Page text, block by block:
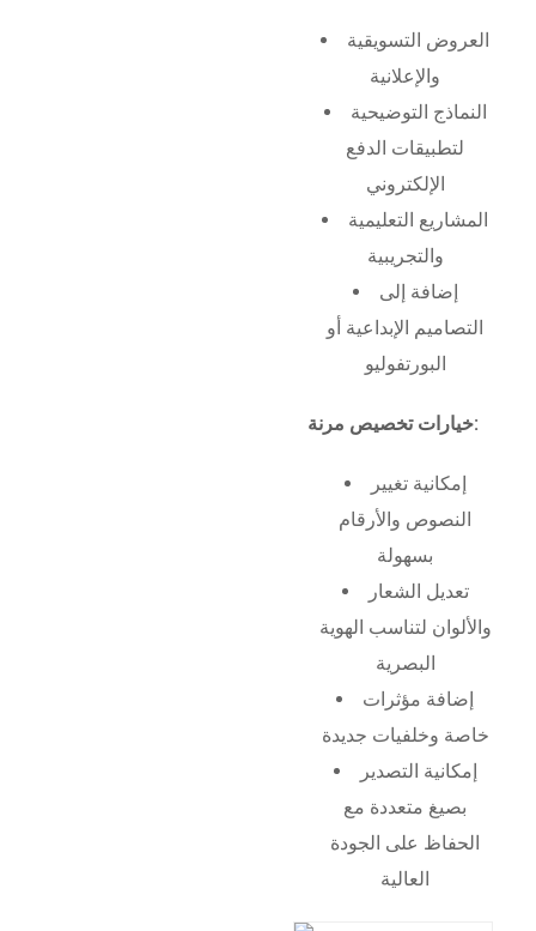
العروض التسويقية
والإعلانية
النماذج التوضيحية
لتطبيقات الدفع
الإلكتروني
المشاريع التعليمية
والتجريبية
إضافة إلى
التصاميم الإبداعية أو
البورتفوليو
خيارات تخصيص مرنة:
إمكانية تغيير
النصوص والأرقام
بسهولة
تعديل الشعار
والألوان لتناسب الهوية
البصرية
إضافة مؤثرات
خاصة وخلفيات جديدة
إمكانية التصدير
بصيغ متعددة مع
الحفاظ على الجودة
العالية